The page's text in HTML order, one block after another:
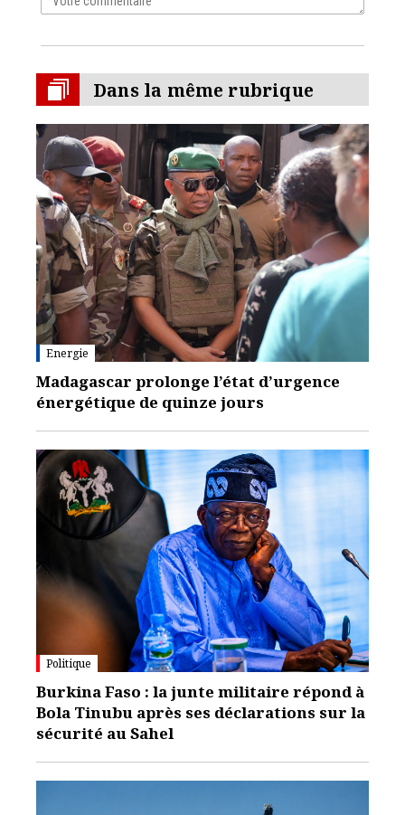
Dans la même rubrique
Energie
Madagascar prolonge l’état d’urgence
énergétique de quinze jours
Politique
Burkina Faso : la junte militaire répond à
Bola Tinubu après ses déclarations sur la
sécurité au Sahel